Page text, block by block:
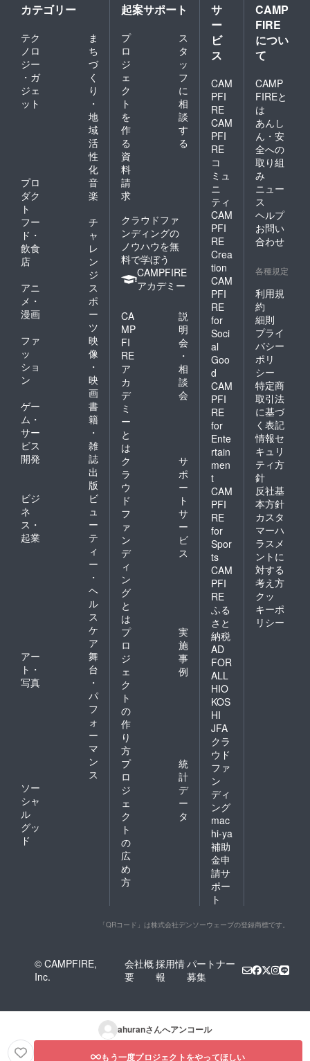
カテゴリー
テク
ノロ
ジー
・ガ
ジェ
ット
ま
ち
づ
く
り
・
地
域
活
性
化
プロ
ダク
ト
音
楽
フー
ド・
飲食
店
チ
ャ
レ
ン
ジ
アニ
メ・
漫画
ス
ポ
ー
ツ
ファ
ッ
ショ
ン
映
像
・
映
画
ゲー
ム・
サー
ビス
開発
書
籍
・
雑
誌
出
版
ビジ
ネ
ス・
起業
ビ
ュ
ー
テ
ィ
ー
・
ヘ
ル
ス
ケ
ア
アー
ト・
写真
舞
台
・
パ
フ
ォ
ー
マ
ン
ス
ソー
シャ
ル
グッ
ド
起案サポート
プ
ロ
ジ
ェ
ク
ト
を
作
る
ス
タ
ッ
フ
に
相
談
す
る
資
料
請
求
クラウドファ
ンディングの
ノウハウを無
料で学ぼう
CAMPFIRE
アカデミー
CA
MP
FI
RE
ア
カ
デ
ミ
ー
と
は
説
明
会
・
相
談
会
ク
ラ
ウ
ド
フ
ァ
ン
デ
ィ
ン
グ
と
は
サ
ポ
ー
ト
サ
ー
ビ
ス
プ
ロ
ジ
ェ
ク
ト
の
作
り
方
実
施
事
例
プ
ロ
ジ
ェ
ク
ト
の
広
め
方
統
計
デ
ー
タ
サ
ー
ビ
ス
CAM
PFI
RE
CAM
PFI
RE
コ
ミュ
ニ
ティ
CAM
PFI
RE
Crea
tion
CAM
PFI
RE
for
Soci
al
Goo
d
CAM
PFI
RE
for
Ente
rtain
men
t
CAM
PFI
RE
for
Spor
ts
CAM
PFI
RE
ふる
さと
納税
AD
FOR
ALL
HIO
KOS
HI
JFA
クラ
ウド
ファ
ン
ディ
ング
mac
hi-ya
補助
金申
請サ
ポー
ト
CAMP
FIRE
につい
て
CAMP
FIREと
は
あんし
ん・安
全への
取り組
み
ニュー
ス
ヘルプ
お問い
合わせ
各種規定
利用規
約
細則
プライ
バシー
ポリ
シー
特定商
取引法
に基づ
く表記
情報セ
キュリ
ティ方
針
反社基
本方針
カスタ
マーハ
ラスメ
ントに
対する
考え方
クッ
キーポ
リシー
「QRコード」は株式会社デンソーウェーブの登録商標です。
© CAMPFIRE,
Inc.
会社概
要
採用情
報
パートナー
募集
ahuranさんへアンコール
もう一度プロジェクトをやってほしい